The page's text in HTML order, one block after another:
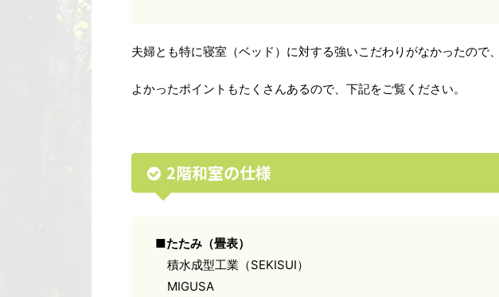
夫婦とも特に寝室（ベッド）に対する強いこだわりがなかったので
よかったポイントもたくさんあるので、下記をご覧ください。
2階和室の仕様
■たたみ（畳表）
積水成型工業（SEKISUI）
MIGUSA